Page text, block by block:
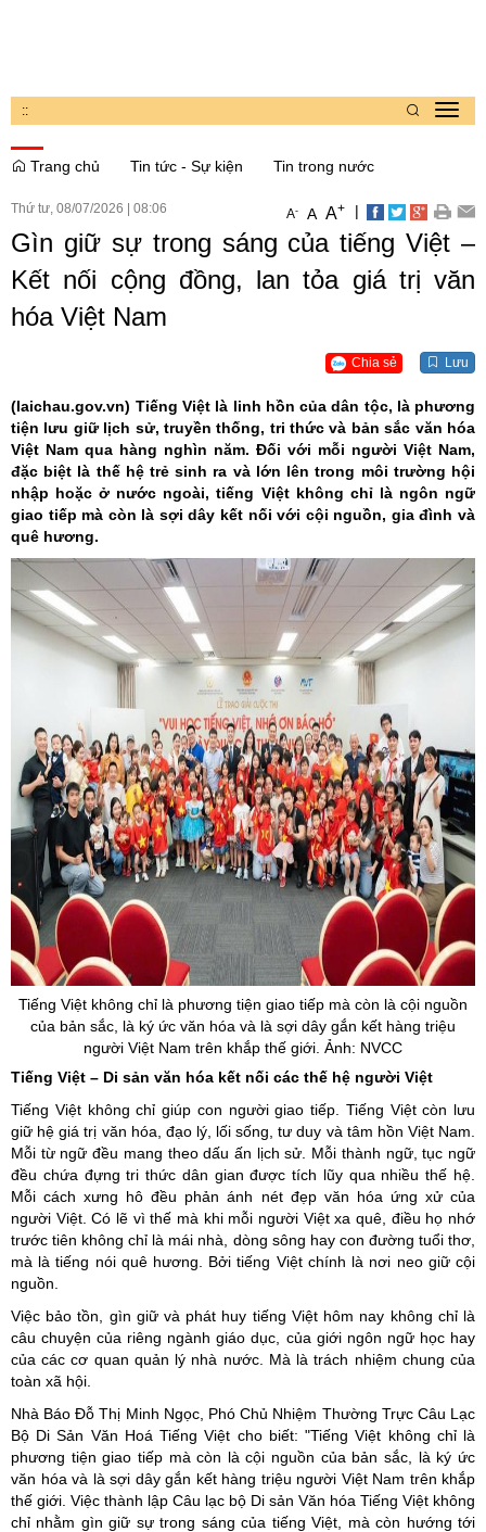
::
Trang chủ
Tin tức - Sự kiện Tin trong nước
Thứ tư, 08/07/2026 08:06 A- A A+ |
Gìn giữ sự trong sáng của tiếng Việt –
Kết nối cộng đồng, lan tỏa giá trị văn
hóa Việt Nam
Chia sẻ Lưu
(laichau.gov.vn) Tiếng Việt là linh hồn của dân tộc, là phương
tiện lưu giữ lịch sử, truyền thống, tri thức và bản sắc văn hóa
Việt Nam qua hàng nghìn năm. Đối với mỗi người Việt Nam,
đặc biệt là thế hệ trẻ sinh ra và lớn lên trong môi trường hội
nhập hoặc ở nước ngoài, tiếng Việt không chỉ là ngôn ngữ
giao tiếp mà còn là sợi dây kết nối với cội nguồn, gia đình và
quê hương.
Tiếng Việt không chỉ là phương tiện giao tiếp mà còn là cội nguồn
của bản sắc, là ký ức văn hóa và là sợi dây gắn kết hàng triệu
người Việt Nam trên khắp thế giới. Ảnh: NVCC
Tiếng Việt – Di sản văn hóa kết nối các thế hệ người Việt
Tiếng Việt không chỉ giúp con người giao tiếp. Tiếng Việt còn lưu
giữ hệ giá trị văn hóa, đạo lý, lối sống, tư duy và tâm hồn Việt Nam.
Mỗi từ ngữ đều mang theo dấu ấn lịch sử. Mỗi thành ngữ, tục ngữ
đều chứa đựng tri thức dân gian được tích lũy qua nhiều thế hệ.
Mỗi cách xưng hô đều phản ánh nét đẹp văn hóa ứng xử của
người Việt. Có lẽ vì thế mà khi mỗi người Việt xa quê, điều họ nhớ
trước tiên không chỉ là mái nhà, dòng sông hay con đường tuổi thơ,
mà là tiếng nói quê hương. Bởi tiếng Việt chính là nơi neo giữ cội
nguồn.
Việc bảo tồn, gìn giữ và phát huy tiếng Việt hôm nay không chỉ là
câu chuyện của riêng ngành giáo dục, của giới ngôn ngữ học hay
của các cơ quan quản lý nhà nước. Mà là trách nhiệm chung của
toàn xã hội.
Nhà Báo Đỗ Thị Minh Ngọc, Phó Chủ Nhiệm Thường Trực Câu Lạc
Bộ Di Sản Văn Hoá Tiếng Việt cho biết: "Tiếng Việt không chỉ là
phương tiện giao tiếp mà còn là cội nguồn của bản sắc, là ký ức
văn hóa và là sợi dây gắn kết hàng triệu người Việt Nam trên khắp
thế giới. Việc thành lập Câu lạc bộ Di sản Văn hóa Tiếng Việt không
chỉ nhằm gìn giữ sự trong sáng của tiếng Việt, mà còn hướng tới